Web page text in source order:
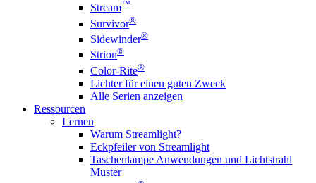
Stream™
Survivor®
Sidewinder®
Strion®
Color-Rite®
Lichter für einen guten Zweck
Alle Serien anzeigen
Ressourcen
Lernen
Warum Streamlight?
Eckpfeiler von Streamlight
Taschenlampe Anwendungen und Lichtstrahl
Muster